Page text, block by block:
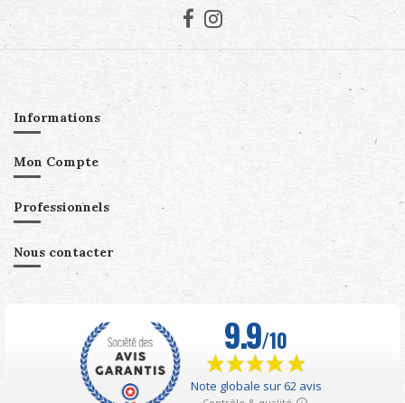
Informations
Mon Compte
Professionnels
Nous contacter